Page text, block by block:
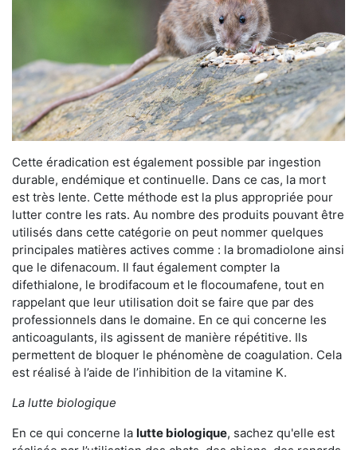
Cette éradication est également possible par ingestion
durable, endémique et continuelle. Dans ce cas, la mort
est très lente. Cette méthode est la plus appropriée pour
lutter contre les rats. Au nombre des produits pouvant être
utilisés dans cette catégorie on peut nommer quelques
principales matières actives comme : la bromadiolone ainsi
que le difenacoum. Il faut également compter la
difethialone, le brodifacoum et le flocoumafene, tout en
rappelant que leur utilisation doit se faire que par des
professionnels dans le domaine. En ce qui concerne les
anticoagulants, ils agissent de manière répétitive. Ils
permettent de bloquer le phénomène de coagulation. Cela
est réalisé à l’aide de l’inhibition de la vitamine K.
La lutte biologique
En ce qui concerne la lutte biologique, sachez qu'elle est